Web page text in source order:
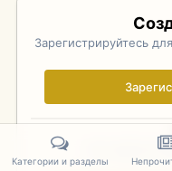
Зарегистрируйтесь
Уже
Категории и разделы